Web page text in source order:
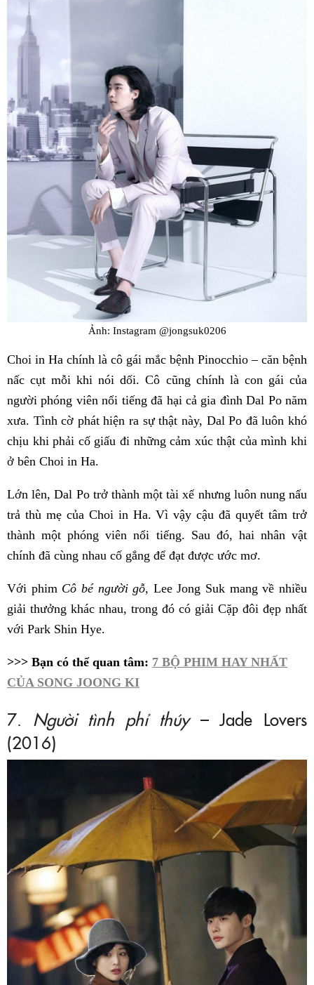
Ảnh: Instagram @jongsuk0206
Choi in Ha chính là cô gái mắc bệnh Pinocchio – căn bệnh
nấc cụt mỗi khi nói dối. Cô cũng chính là con gái của
người phóng viên nổi tiếng đã hại cả gia đình Dal Po năm
xưa. Tình cờ phát hiện ra sự thật này, Dal Po đã luôn khó
chịu khi phải cố giấu đi những cảm xúc thật của mình khi
ở bên Choi in Ha.
Lớn lên, Dal Po trở thành một tài xế nhưng luôn nung nấu
trả thù mẹ của Choi in Ha. Vì vậy cậu đã quyết tâm trở
thành một phóng viên nổi tiếng. Sau đó, hai nhân vật
chính đã cùng nhau cố gắng để đạt được ước mơ.
Với phim Cô bé người gỗ, Lee Jong Suk mang về nhiều
giải thưởng khác nhau, trong đó có giải Cặp đôi đẹp nhất
với Park Shin Hye.
>>> Bạn có thể quan tâm: 7 BỘ PHIM HAY NHẤT
CỦA SONG JOONG KI
7. Người tình phỉ thúy– Jade Lovers
(2016)